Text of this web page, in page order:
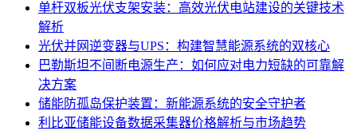
单杆双板光伏支架安装：高效光伏电站建设的关键技术
解析
光伏并网逆变器与UPS：构建智慧能源系统的双核心
巴勒斯坦不间断电源生产：如何应对电力短缺的可靠解
决方案
储能防孤岛保护装置：新能源系统的安全守护者
利比亚储能设备数据采集器价格解析与市场趋势